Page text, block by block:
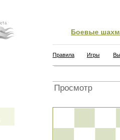
Боевые
Правила Игры
Просмотр